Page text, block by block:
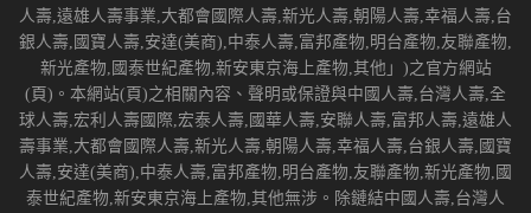
人壽,遠雄人壽事業,大都會國際人壽,新光人壽,朝陽人壽,幸福人壽,台
銀人壽,國寶人壽,安達(美商),中泰人壽,富邦產物,明台產物,友聯產物,
新光產物,國泰世紀產物,新安東京海上產物,其他」)之官方網站
(頁)。本網站(頁)之相關內容、聲明或保證與中國人壽,台灣人壽,全
球人壽,宏利人壽國際,宏泰人壽,國華人壽,安聯人壽,富邦人壽,遠雄人
壽事業,大都會國際人壽,新光人壽,朝陽人壽,幸福人壽,台銀人壽,國寶
人壽,安達(美商),中泰人壽,富邦產物,明台產物,友聯產物,新光產物,國
泰世紀產物,新安東京海上產物,其他無涉。除鏈結中國人壽,台灣人